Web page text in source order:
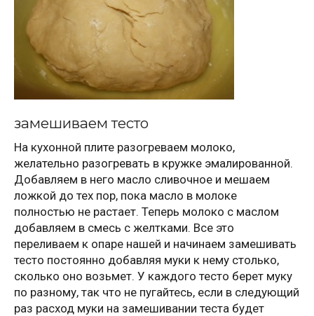
замешиваем тесто
На кухонной плите разогреваем молоко,
желательно разогревать в кружке эмалированной.
Добавляем в него масло сливочное и мешаем
ложкой до тех пор, пока масло в молоке
полностью не растает. Теперь молоко с маслом
добавляем в смесь с желтками. Все это
переливаем к опаре нашей и начинаем замешивать
тесто постоянно добавляя муки к нему столько,
сколько оно возьмет. У каждого тесто берет муку
по разному, так что не пугайтесь, если в следующий
раз расход муки на замешивании теста будет